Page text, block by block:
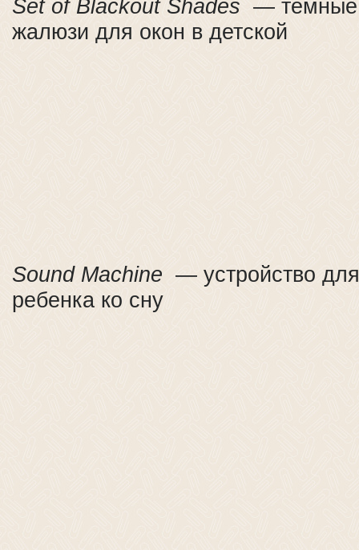
Set of Blackout Shades — темные
жалюзи для окон в детской
Sound Machine — устройство
ребенка ко сну